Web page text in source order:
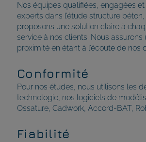
Nos équipes qualifiées, engagées
experts dans l’étude structure
proposons une solution claire à
service à nos clients. Nous
proximité en étant à l’écoute de nos
Conformité
Pour nos études, nous utilisons les
technologie, nos logiciels de
Ossature, Cadwork, Accord-BAT,
Fiabilité